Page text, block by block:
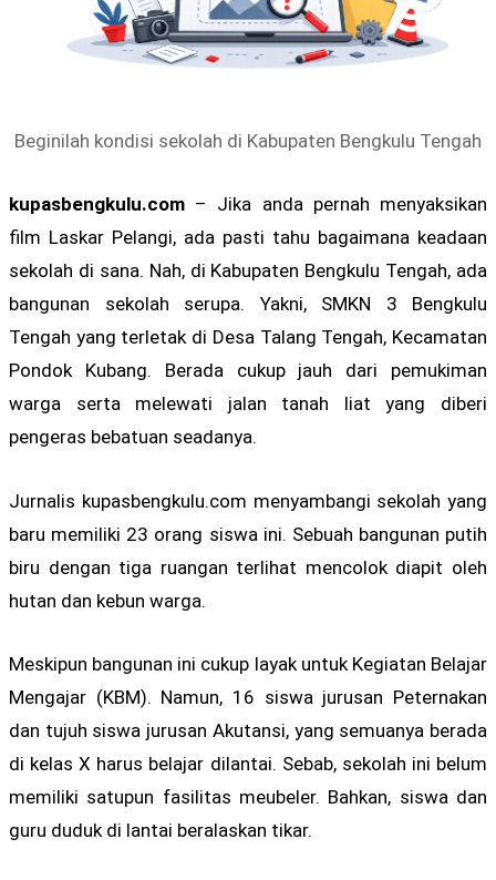
Beginilah kondisi sekolah di Kabupaten Bengkulu Tengah
kupasbengkulu.com – Jika anda pernah menyaksikan
film Laskar Pelangi, ada pasti tahu bagaimana keadaan
sekolah di sana. Nah, di Kabupaten Bengkulu Tengah, ada
bangunan sekolah serupa. Yakni, SMKN 3 Bengkulu
Tengah yang terletak di Desa Talang Tengah, Kecamatan
Pondok Kubang. Berada cukup jauh dari pemukiman
warga serta melewati jalan tanah liat yang diberi
pengeras bebatuan seadanya.
Jurnalis kupasbengkulu.com menyambangi sekolah yang
baru memiliki 23 orang siswa ini. Sebuah bangunan putih
biru dengan tiga ruangan terlihat mencolok diapit oleh
hutan dan kebun warga.
Meskipun bangunan ini cukup layak untuk Kegiatan Belajar
Mengajar (KBM). Namun, 16 siswa jurusan Peternakan
dan tujuh siswa jurusan Akutansi, yang semuanya berada
di kelas X harus belajar dilantai. Sebab, sekolah ini belum
memiliki satupun fasilitas meubeler. Bahkan, siswa dan
guru duduk di lantai beralaskan tikar.